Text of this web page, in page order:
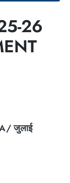
26
जुलाई